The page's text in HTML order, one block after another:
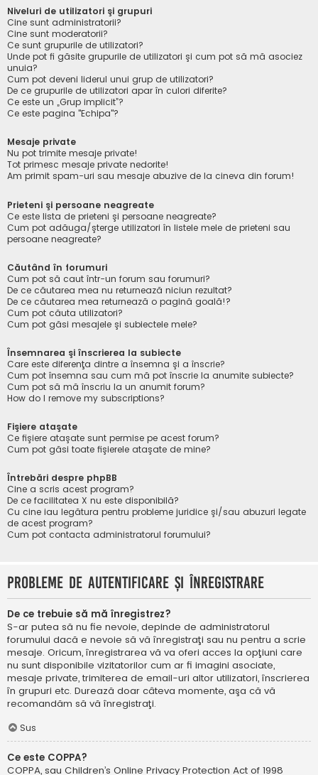
Niveluri de utilizatori şi grupuri
Cine sunt administratorii?
Cine sunt moderatorii?
Ce sunt grupurile de utilizatori?
Unde pot fi găsite grupurile de utilizatori şi cum pot să mă asociez
unuia?
Cum pot deveni liderul unui grup de utilizatori?
De ce grupurile de utilizatori apar în culori diferite?
Ce este un „Grup implicit”?
Ce este pagina "Echipa"?
Mesaje private
Nu pot trimite mesaje private!
Tot primesc mesaje private nedorite!
Am primit spam-uri sau mesaje abuzive de la cineva din forum!
Prieteni şi persoane neagreate
Ce este lista de prieteni şi persoane neagreate?
Cum pot adăuga/şterge utilizatori în listele mele de prieteni sau
persoane neagreate?
Căutând în forumuri
Cum pot să caut într-un forum sau forumuri?
De ce căutarea mea nu returnează niciun rezultat?
De ce căutarea mea returnează o pagină goală!?
Cum pot căuta utilizatori?
Cum pot găsi mesajele şi subiectele mele?
Însemnarea şi înscrierea la subiecte
Care este diferenţa dintre a însemna şi a înscrie?
Cum pot însemna sau cum mă pot înscrie la anumite subiecte?
Cum pot să mă înscriu la un anumit forum?
How do I remove my subscriptions?
Fişiere ataşate
Ce fişiere ataşate sunt permise pe acest forum?
Cum pot găsi toate fişierele ataşate de mine?
Întrebări despre phpBB
Cine a scris acest program?
De ce facilitatea X nu este disponibilă?
Cu cine iau legătura pentru probleme juridice şi/sau abuzuri legate
de acest program?
Cum pot contacta administratorul forumului?
Probleme de autentificare şi înregistrare
De ce trebuie să mă înregistrez?
S-ar putea să nu fie nevoie, depinde de administratorul
forumului dacă e nevoie să vă înregistraţi sau nu pentru a scrie
mesaje. Oricum, înregistrarea vă va oferi acces la opţiuni care
nu sunt disponibile vizitatorilor cum ar fi imagini asociate,
mesaje private, trimiterea de email-uri altor utilizatori, înscrierea
în grupuri etc. Durează doar câteva momente, aşa că vă
recomandăm să vă înregistraţi.
Sus
Ce este COPPA?
COPPA, sau Children’s Online Privacy Protection Act of 1998